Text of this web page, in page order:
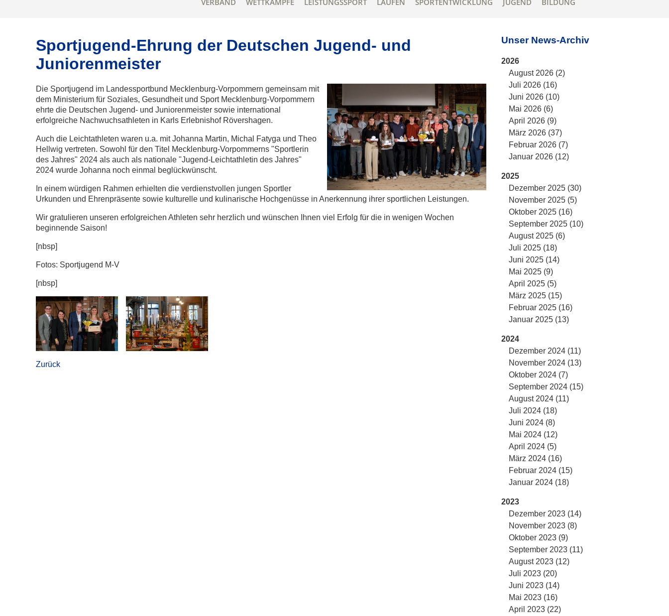
VERBAND WETTKÄMPFE LEISTUNGSSPORT LAUFEN SPORTENTWICKLUNG JUGEND BILDUNG
Sportjugend-Ehrung der Deutschen Jugend- und
Juniorenmeister
Die Sportjugend im Landessportbund Mecklenburg-Vorpommern gemeinsam mit
dem Ministerium für Soziales, Gesundheit und Sport Mecklenburg-Vorpommern
ehrte die Deutschen Jugend- und Juniorenmeister sowie international
erfolgreiche Nachwuchsathleten in Karls Erlebnishof Rövershagen.
Auch die Leichtathleten waren u.a. mit Johanna Martin, Michal Fatyga und Theo
Hellwig vertreten. Sowohl für den Titel Mecklenburg-Vorpommerns "Sportlerin
des Jahres" 2024 als auch als nationale "Jugend-Leichtathletin des Jahres"
2024 wurde Johanna noch einmal beglückwünscht.
In einem würdigen Rahmen erhielten die verdienstvollen jungen Sportler
Urkunden und Ehrenpräsente sowie kulturelle und kulinarische Hochgenüsse in Anerkennung ihrer sportlichen Leistungen.
Wir gratulieren unseren erfolgreichen Athleten sehr herzlich und wünschen Ihnen viel Erfolg für die in wenigen Wochen
beginnende Saison!
[nbsp]
Fotos: Sportjugend M-V
[nbsp]
Zurück
Unser News-Archiv
2026
August 2026 (2)
Juli 2026 (16)
Juni 2026 (10)
Mai 2026 (6)
April 2026 (9)
März 2026 (37)
Februar 2026 (7)
Januar 2026 (12)
2025
Dezember 2025 (30)
November 2025 (5)
Oktober 2025 (16)
September 2025 (10)
August 2025 (6)
Juli 2025 (18)
Juni 2025 (14)
Mai 2025 (9)
April 2025 (5)
März 2025 (15)
Februar 2025 (16)
Januar 2025 (13)
2024
Dezember 2024 (11)
November 2024 (13)
Oktober 2024 (7)
September 2024 (15)
August 2024 (11)
Juli 2024 (18)
Juni 2024 (8)
Mai 2024 (12)
April 2024 (5)
März 2024 (16)
Februar 2024 (15)
Januar 2024 (18)
2023
Dezember 2023 (14)
November 2023 (8)
Oktober 2023 (9)
September 2023 (11)
August 2023 (12)
Juli 2023 (20)
Juni 2023 (14)
Mai 2023 (16)
April 2023 (22)